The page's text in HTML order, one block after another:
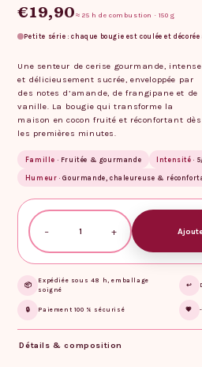
€19,90 ≈ 25 h de combustion · 150 g
Petite série : chaque bougie est coulée et
Une senteur de cerise gourmande, intense
et délicieusement sucrée, enveloppée par
des notes d’amande, de frangipane et de
vanille. La bougie qui transforme la
maison en cocon fruité et réconfortant dès
les premières minutes.
Famille · Fruitée & gourmande Intensité ·
Humeur · Gourmande, chaleureuse &
− +
📦
Expédiée sous 48 h, emballage
soigné
↩️
🔒 Paiement 100 % sécurisé 💗
Détails & composition